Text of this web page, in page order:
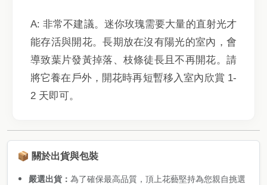
A: 非常不建議。迷你玫瑰需要大量的直射光才
能存活與開花。長期放在沒有陽光的室內，會
導致葉片發黃掉落、枝條徒長且不再開花。請
將它養在戶外，開花時再短暫移入室內欣賞 1-
2 天即可。
📦 關於出貨與包裝
嚴選出貨：為了確保最高品質，頂上花藝堅持為您親自挑選